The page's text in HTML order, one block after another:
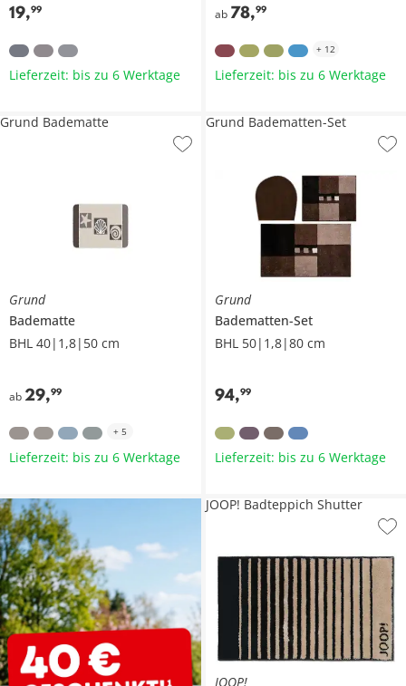
19,99
Lieferzeit: bis zu 6 Werktage
ab 78,99
+ 12
Lieferzeit: bis zu 6 Werktage
Grund
Badematte
BHL 40|1,8|50 cm
ab 29,99
Grund Badematte
+ 5
Lieferzeit: bis zu 6 Werktage
Grund
Badematten-Set
BHL 50|1,8|80 cm
94,99
Grund Badematten-Set
Lieferzeit: bis zu 6 Werktage
JOOP!
JOOP! Badteppich Shutter